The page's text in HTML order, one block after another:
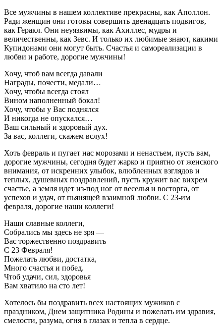
Все мужчины в нашем коллективе прекрасны, как Аполлон.
Ради женщин они готовы совершить двенадцать подвигов,
как Геракл. Они неуязвимы, как Ахиллес, мудры и
величественны, как Зевс. И только их любимые знают, какими
Купидонами они могут быть. Счастья и самореализации в
любви и работе, дорогие мужчины!
Хочу, чтоб вам всегда давали
Награды, почести, медали…
Хочу, чтобы всегда стоял
Вином наполненный бокал!
Хочу, чтобы у Вас поднялся
И никогда не опускался…
Ваш сильный и здоровый дух.
За вас, коллеги, скажем вслух!
Хоть февраль и пугает нас морозами и ненастьем, пусть вам,
дорогие мужчины, сегодня будет жарко и приятно от женского
внимания, от искренних улыбок, влюбленных взглядов и
теплых, душевных поздравлений, пусть кружит вас вихрем
счастье, а земля идет из-под ног от веселья и восторга, от
успехов и удач, от пьянящей взаимной любви. С 23-им
февраля, дорогие наши коллеги!
Наши славные коллеги,
Собрались мы здесь не зря —
Вас торжественно поздравить
С 23 Февраля!
Пожелать любви, достатка,
Много счастья и побед.
Чтоб удачи, сил, здоровья
Вам хватило на сто лет!
Хотелось бы поздравить всех настоящих мужиков с
праздником, Днем защитника Родины и пожелать им здравия,
смелости, разума, огня в глазах и тепла в сердце.